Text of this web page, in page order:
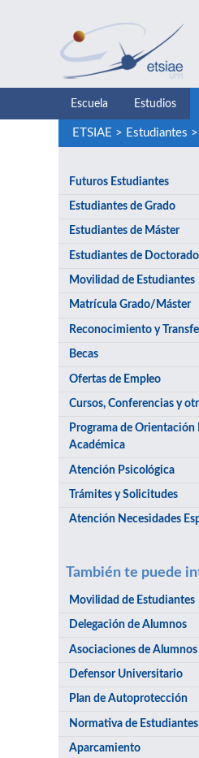
Escuela Estudios
ETSIAE > Estudiantes >
Futuros Estudiantes
Estudiantes de Grado
Estudiantes de Máster
Estudiantes de Doctorado
Movilidad de Estudiantes
Matrícula Grado/Máster
Reconocimiento y
Becas
Ofertas de Empleo
Cursos, Conferencias y
Programa de Orientación
Académica
Atención Psicológica
Trámites y Solicitudes
Atención Necesidades
También te puede
Movilidad de Estudiantes
Delegación de Alumnos
Asociaciones de Alumnos
Defensor Universitario
Plan de Autoprotección
Normativa de Estudiantes
Aparcamiento